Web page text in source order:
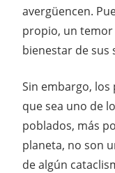
avergüencen.
propio, un
bienestar de sus
Sin embargo, los
que sea uno de
poblados, más
planeta, no son
de algún